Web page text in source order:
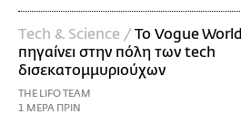
Τech & Science /Το Vogue World
πηγαίνει στην πόλη των tech
δισεκατομμυριούχων
THE LIFO TEAM
1 ΜΕΡΑ ΠΡΙΝ